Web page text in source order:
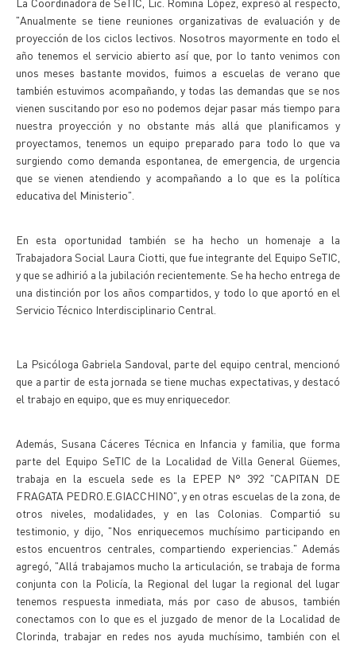
"Anualmente se tiene reuniones organizativas de evaluación y de
proyección de los ciclos lectivos. Nosotros mayormente en todo el
año tenemos el servicio abierto así que, por lo tanto venimos con
unos meses bastante movidos, fuimos a escuelas de verano que
también estuvimos acompañando, y todas las demandas que se nos
vienen suscitando por eso no podemos dejar pasar más tiempo para
nuestra proyección y no obstante más allá que planificamos y
proyectamos, tenemos un equipo preparado para todo lo que va
surgiendo como demanda espontanea, de emergencia, de urgencia
que se vienen atendiendo y acompañando a lo que es la política
educativa del Ministerio".
En esta oportunidad también se ha hecho un homenaje a la
Trabajadora Social Laura Ciotti, que fue integrante del Equipo SeTIC,
y que se adhirió a la jubilación recientemente. Se ha hecho entrega de
una distinción por los años compartidos, y todo lo que aportó en el
Servicio Técnico Interdisciplinario Central.
La Psicóloga Gabriela Sandoval, parte del equipo central, mencionó
que a partir de esta jornada se tiene muchas expectativas, y destacó
el trabajo en equipo, que es muy enriquecedor.
Además, Susana Cáceres Técnica en Infancia y familia, que forma
parte del Equipo SeTIC de la Localidad de Villa General Güemes,
trabaja en la escuela sede es la EPEP N° 392 "CAPITAN DE
FRAGATA PEDRO.E.GIACCHINO", y en otras escuelas de la zona, de
otros niveles, modalidades, y en las Colonias. Compartió su
testimonio, y dijo, "Nos enriquecemos muchísimo participando en
estos encuentros centrales, compartiendo experiencias." Además
agregó, "Allá trabajamos mucho la articulación, se trabaja de forma
conjunta con la Policía, la Regional del lugar la regional del lugar
tenemos respuesta inmediata, más por caso de abusos, también
conectamos con lo que es el juzgado de menor de la Localidad de
Clorinda, trabajar en redes nos ayuda muchísimo, también con el